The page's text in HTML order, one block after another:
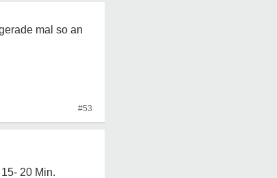
mal so an
#53
20 Min.